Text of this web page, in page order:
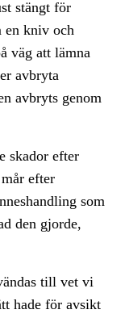
stängt för
en kniv och
väg att lämna
avbryta
avbryts genom
skador efter
efter
som
den gjorde,
till vet vi
hade för avsikt